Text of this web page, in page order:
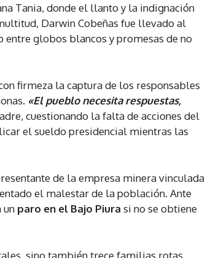
Tania, donde el llanto y la indignación
Darwin Cobeñas fue llevado al
entre globos blancos y promesas de no
firmeza la captura de los responsables
«El pueblo necesita respuestas,
cuestionando la falta de acciones del
el sueldo presidencial mientras las
de la empresa minera vinculada
el malestar de la población. Ante
un paro en el Bajo Piura si no se obtiene